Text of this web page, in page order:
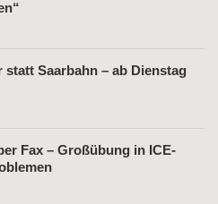
statt Saarbahn – ab Dienstag
Fax – Großübung in ICE-